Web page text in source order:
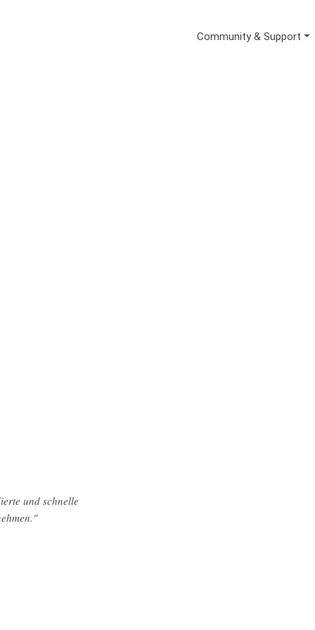
und schnelle
Secondary
Community & Support